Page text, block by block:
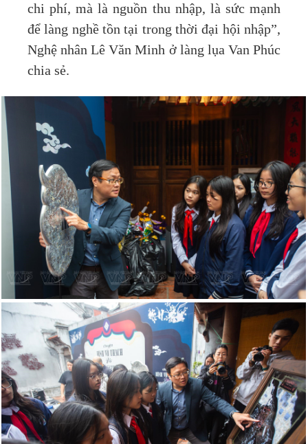
chi phí, mà là nguồn thu nhập, là sức mạnh
để làng nghề tồn tại trong thời đại hội nhập”,
Nghệ nhân Lê Văn Minh ở làng lụa Van Phúc
chia sẻ.